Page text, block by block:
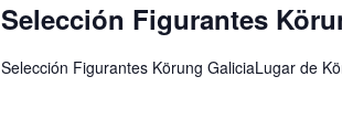
Selección Figurantes
Selección Figurantes Körung GaliciaLugar de